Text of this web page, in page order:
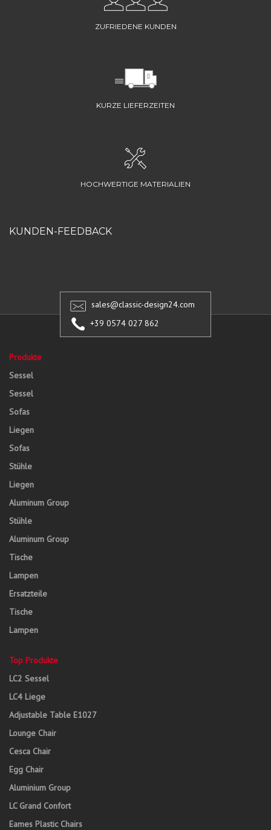
ZUFRIEDENE KUNDEN
KURZE LIEFERZEITEN
HOCHWERTIGE MATERIALIEN
KUNDEN-FEEDBACK
sales@classic-design24.com
+39 0574 027 862
Produkte
Sessel
Sessel
Sofas
Liegen
Sofas
Stühle
Liegen
Aluminum Group
Stühle
Aluminum Group
Tische
Lampen
Ersatzteile
Tische
Lampen
Top Produkte
LC2 Sessel
LC4 Liege
Adjustable Table E1027
Lounge Chair
Cesca Chair
Egg Chair
Aluminium Group
LC Grand Confort
Eames Plastic Chairs